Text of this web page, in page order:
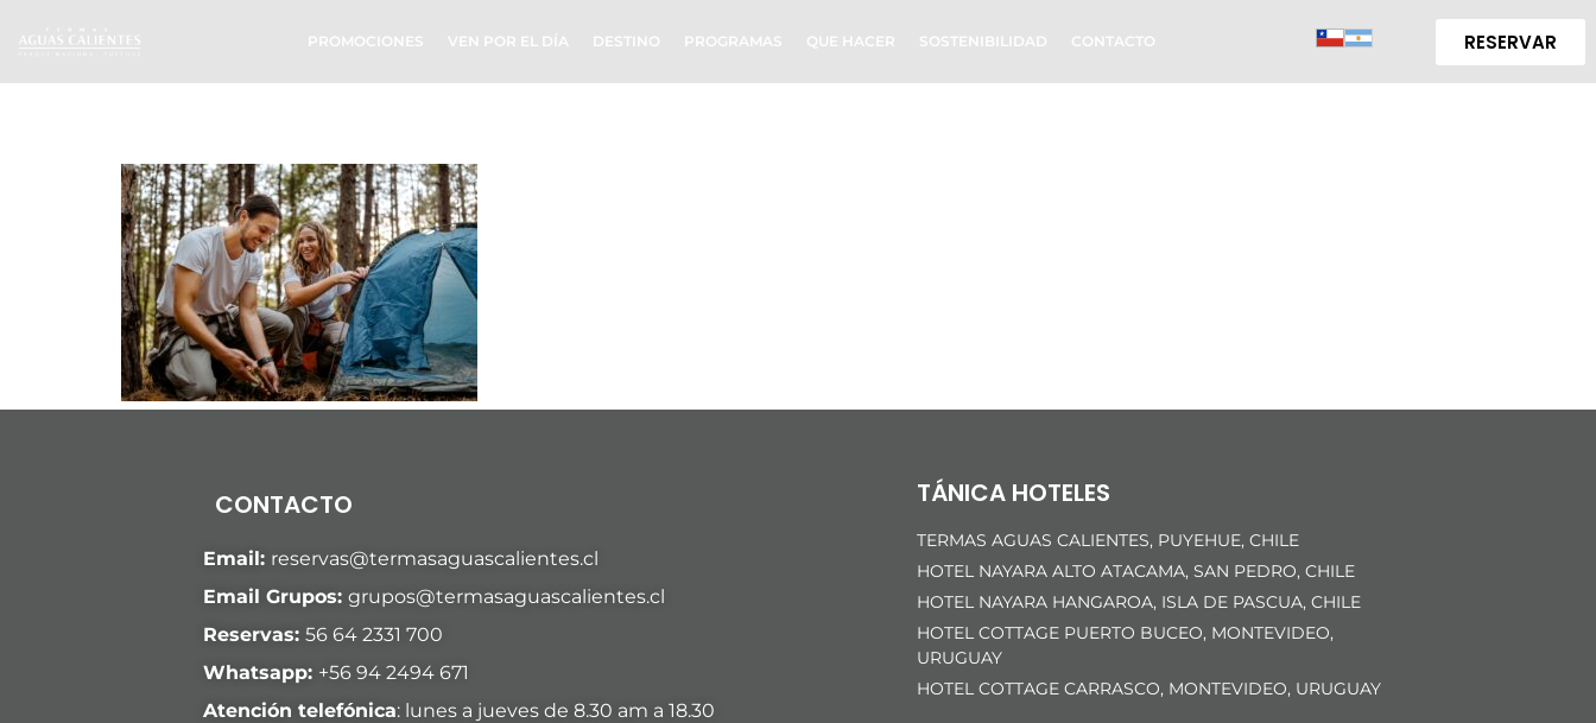
PROMOCIONES VEN POR EL DÍA DESTINO PROGRAMAS QUE HACER SOSTENIBILIDAD CONTACTO RESERVAR
CONTACTO
Email: reservas@termasaguascalientes.cl
Email Grupos: grupos@termasaguascalientes.cl
Reservas: 56 64 2331 700
Whatsapp: +56 94 2494 671
Atención telefónica: lunes a jueves de 8.30 am a 18.30
TÁNICA HOTELES
TERMAS AGUAS CALIENTES, PUYEHUE, CHILE
HOTEL NAYARA ALTO ATACAMA, SAN PEDRO, CHILE
HOTEL NAYARA HANGAROA, ISLA DE PASCUA, CHILE
HOTEL COTTAGE PUERTO BUCEO, MONTEVIDEO,
URUGUAY
HOTEL COTTAGE CARRASCO, MONTEVIDEO, URUGUAY